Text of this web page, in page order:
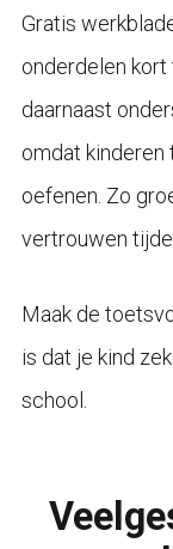
Gratis
onderdelen kort
daarnaast
omdat kinderen
oefenen. Zo
vertrouwen
Maak de
is dat je kind
school.